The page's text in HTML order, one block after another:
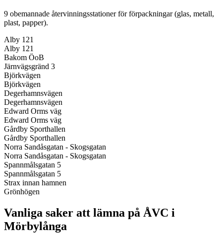
9 obemannade återvinningsstationer för förpackningar (glas, metall,
plast, papper).
Alby 121
Alby 121
Bakom ÖoB
Järnvägsgränd 3
Björkvägen
Björkvägen
Degerhamnsvägen
Degerhamnsvägen
Edward Orms väg
Edward Orms väg
Gårdby Sporthallen
Gårdby Sporthallen
Norra Sandåsgatan - Skogsgatan
Norra Sandåsgatan - Skogsgatan
Spannmålsgatan 5
Spannmålsgatan 5
Strax innan hamnen
Grönhögen
Vanliga saker att lämna på ÅVC i
Mörbylånga